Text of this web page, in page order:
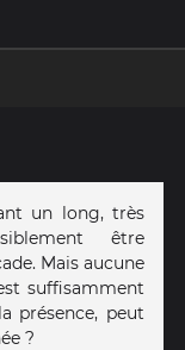
un long, très
être
Mais aucune
suffisamment
présence, peut
?